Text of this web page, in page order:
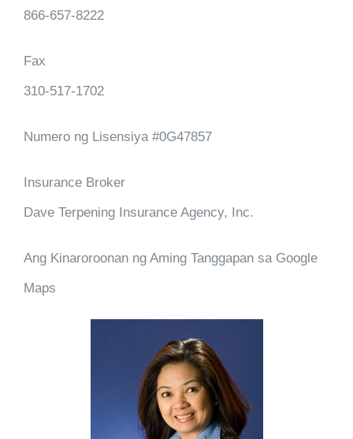
866-657-8222
Fax
310-517-1702
Numero ng Lisensiya #0G47857
Insurance Broker
Dave Terpening Insurance Agency, Inc.
Ang Kinaroroonan ng Aming Tanggapan sa Google
Maps